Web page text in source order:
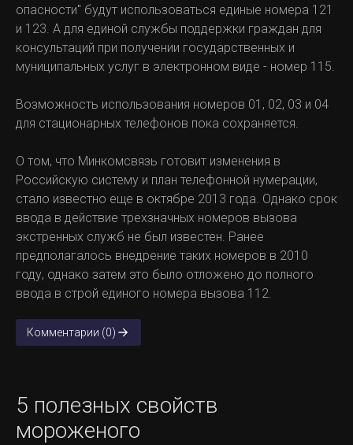
опасности" будут использоваться единые номера 121
и 123. А для единой службы поддержки граждан для
консультаций при получении государственных и
муниципальных услуг в электронном виде - номер 115.
Возможность использования номеров 01, 02, 03 и 04
для стационарных телефонов пока сохраняется.
О том, что Минкомсвязь готовит изменения в
Российскую систему и план телефонной нумерации,
стало известно еще в октябре 2013 года. Однако срок
ввода в действие трехзначных номеров вызова
экстренных служб не был известен. Ранее
предполагалось внедрение таких номеров в 2010
году, однако затем это было отложено до полного
ввода в строй единого номера вызова 112.
Комментарии (0)
5 полезных свойств
мороженого